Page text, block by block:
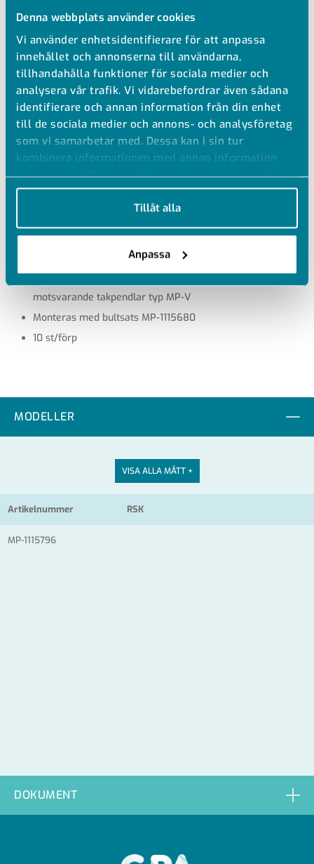
Denna webbplats använder cookies
Vi använder enhetsidentifierare för att anpassa
innehållet och annonserna till användarna,
tillhandahålla funktioner för sociala medier och
analysera vår trafik. Vi vidarebefordrar även sådana
identifierare och annan information från din enhet
till de sociala medier och annons- och analysföretag
som vi samarbetar med. Dessa kan i sin tur
kombinera informationen med annan information
som du har tillhandahållit eller som de har samlat in
när du har använt deras tjänster.
Tillåt alla
Anpassa
TAKFÄSTE RAL 9010
FÖR ANKARSKENA
Korrosionsklass C2
Takfäste för ankarskena för sidohängt montage av stegar
motsvarande takpendlar typ MP-V
Monteras med bultsats MP-1115680
10 st/förp
MODELLER
VISA ALLA MÅTT +
Artikelnummer RSK
MP-1115796
DOKUMENT